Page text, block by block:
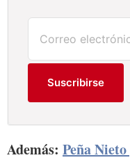
Suscribirse
Además: Peña